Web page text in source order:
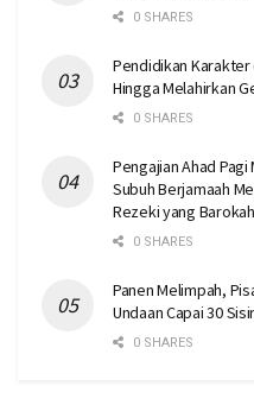
0 SHARES
Pendidikan Karakter
Hingga Melahirkan
0 SHARES
Pengajian Ahad
Subuh Berjamaah
Rezeki yang Barokah
0 SHARES
Panen Melimpah,
Undaan Capai 30 Sisir
0 SHARES